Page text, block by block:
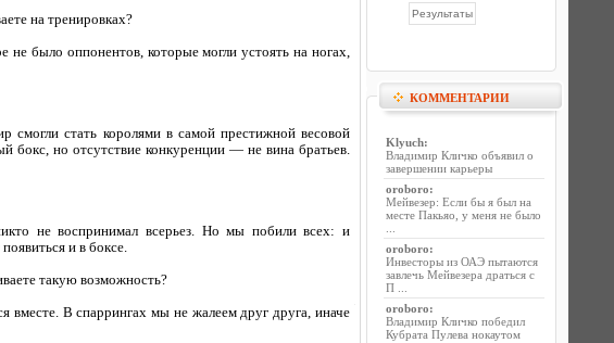
на тренировках?
было оппонентов, которые могли устоять на ногах,
стать королями в самой престижной весовой
бокс, но отсутствие конкуренции — не вина братьев.
не воспринимал всерьез. Но мы побили всех: и
и в боксе.
такую возможность?
вместе. В спаррингах мы не жалеем друг друга, иначе
КОММЕНТАРИИ
Klyuch:
Владимир Кличко объявил о
завершении карьеры
oroboro:
Мейвезер: Если бы я был на
месте Пакьяо, у меня не было
oroboro:
Инвесторы из ОАЭ пытаются
завлечь Мейвезера драться с
П ...
oroboro:
Владимир Кличко победил
Кубрата Пулева нокаутом